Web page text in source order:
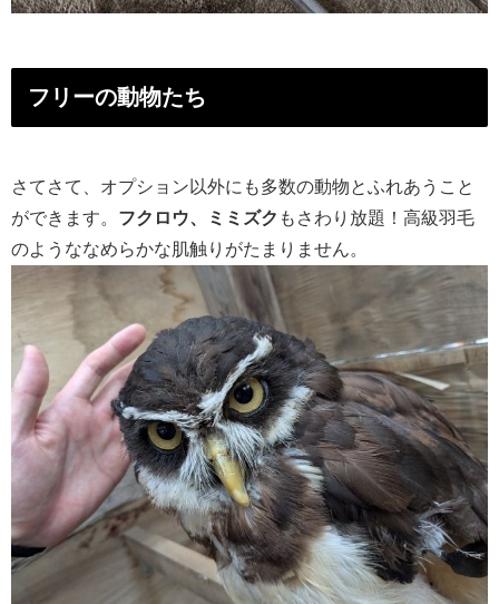
フリーの動物たち
さてさて、オプション以外にも多数の動物とふれあうこと
ができます。 フクロウ、ミミズク もさわり放題！高級羽毛
のようななめらかな肌触りがたまりません。